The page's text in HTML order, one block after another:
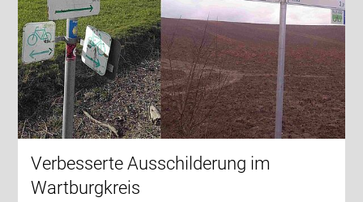
Verbesserte Ausschilderung im
Wartburgkreis